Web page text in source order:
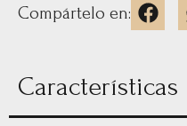
Compártelo en:
Características